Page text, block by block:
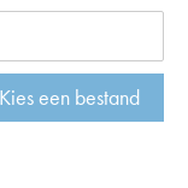
Kies een bestand